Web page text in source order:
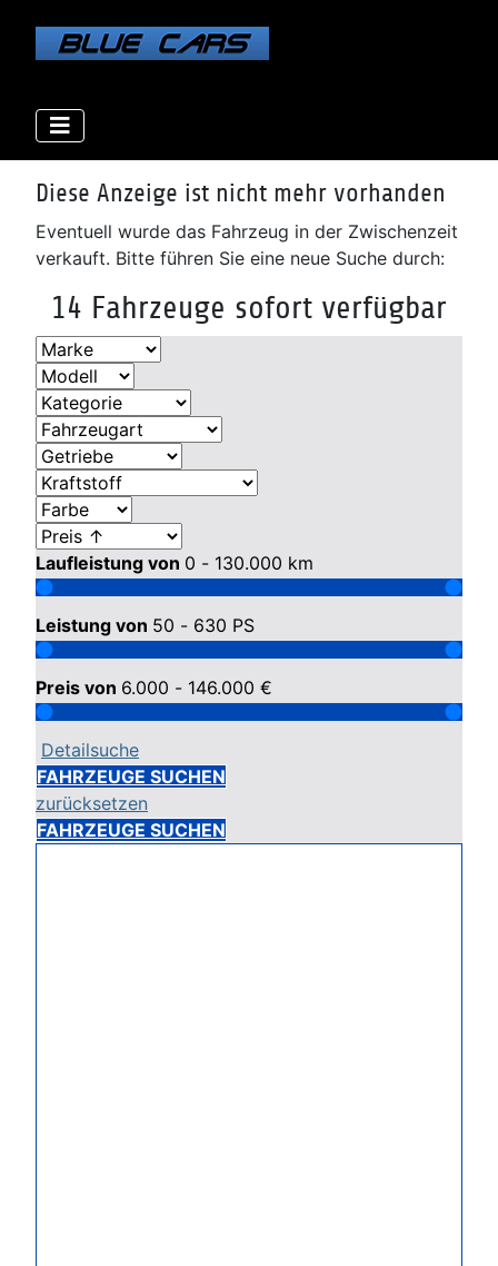
Diese Anzeige ist nicht mehr vorhanden
Eventuell wurde das Fahrzeug in der Zwischenzeit
verkauft. Bitte führen Sie eine neue Suche durch:
14 Fahrzeuge sofort verfügbar
Laufleistung von 0 - 130.000 km
Leistung von 50 - 630 PS
Preis von 6.000 - 146.000 €
Detailsuche
FAHRZEUGE SUCHEN
zurücksetzen
FAHRZEUGE SUCHEN